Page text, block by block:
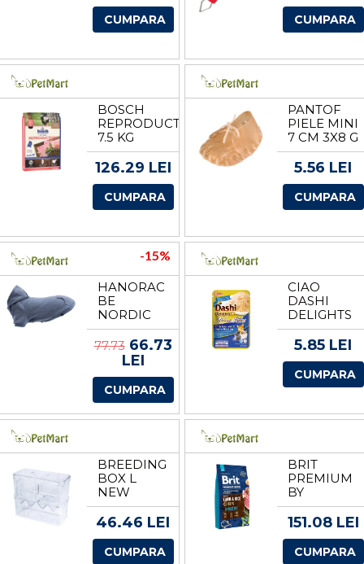
CUMPARA
8 CM
CUMPARA
BOSCH
REPRODUCTION,
7.5 KG
126.29 LEI
CUMPARA
PANTOF
PIELE MINI
7 CM 3X8 G
2782
5.56 LEI
CUMPARA
-15%
HANORAC
BE
NORDIC
FLENSBURG
S: 40 CM
GRI 67495
77.7366.73
LEI
CUMPARA
CIAO
DASHI
DELIGHTS
DELICATE
FLAKES,
TON, 40 G
5.85 LEI
CUMPARA
BREEDING
BOX L
NEW
46.46 LEI
CUMPARA
BRIT
PREMIUM
BY
NATURE
SENSITIVE
KG
151.08 LEI
CUMPARA